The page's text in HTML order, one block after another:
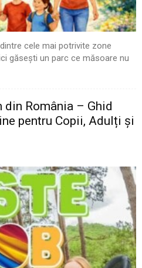
cele mai potrivite zone
găsești un parc ce măsoare nu
România – Ghid
pentru Copii, Adulți și